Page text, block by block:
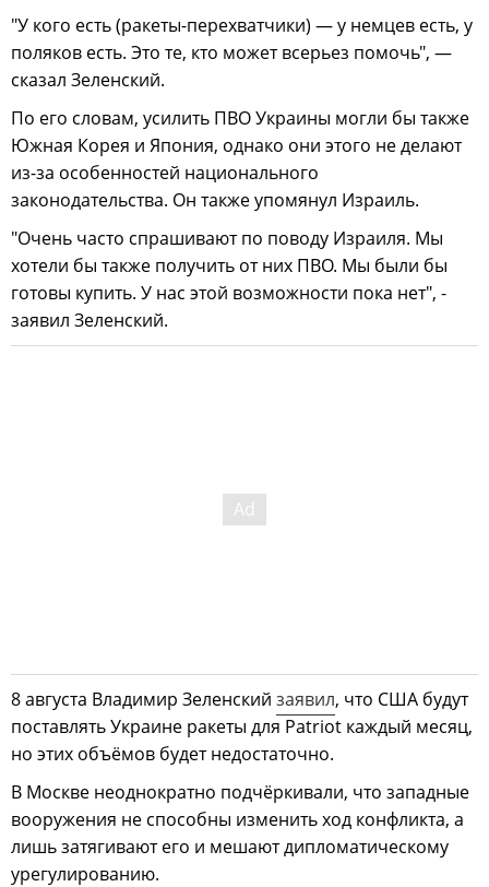
"У кого есть (ракеты-перехватчики) — у немцев есть, у
поляков есть. Это те, кто может всерьез помочь", —
сказал Зеленский.
По его словам, усилить ПВО Украины могли бы также
Южная Корея и Япония, однако они этого не делают
из-за особенностей национального
законодательства. Он также упомянул Израиль.
"Очень часто спрашивают по поводу Израиля. Мы
хотели бы также получить от них ПВО. Мы были бы
готовы купить. У нас этой возможности пока нет", -
заявил Зеленский.
8 августа Владимир Зеленский заявил, что США будут
поставлять Украине ракеты для Patriot каждый месяц,
но этих объёмов будет недостаточно.
В Москве неоднократно подчёркивали, что западные
вооружения не способны изменить ход конфликта, а
лишь затягивают его и мешают дипломатическому
урегулированию.